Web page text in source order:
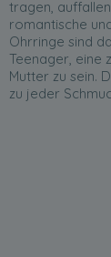
tragen,
romantische
Ohrringe sind
Teenager, eine
Mutter zu sein.
zu jeder